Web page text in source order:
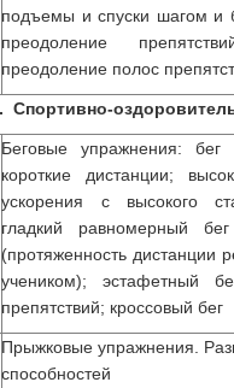
подъемы и спуски шагом и
преодоление
преодоление полос
Беговые упражнения:
короткие дистанции;
ускорения с высокого
гладкий равномерный
(протяженность дистанции
учеником); эстафетный
препятствий; кроссовый бег
Прыжковые упражнения.
способностей